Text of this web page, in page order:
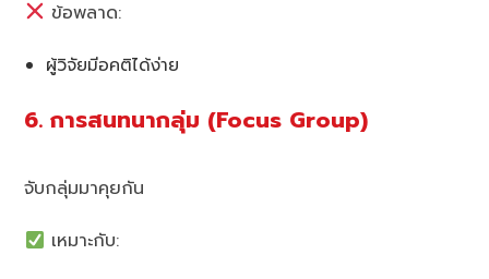
ข้อพลาด:
ผู้วิจัยมีอคติได้ง่าย
6. การสนทนากลุ่ม (Focus Group)
จับกลุ่มมาคุยกัน
เหมาะกับ: